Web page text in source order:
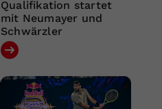
Qualifikation startet
mit Neumayer und
Schwärzler